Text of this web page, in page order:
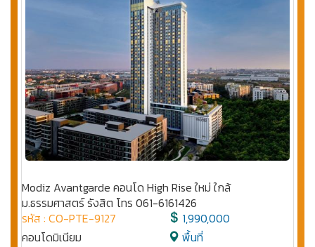
Modiz Avantgarde คอนโด High Rise ใหม่ ใกล้
ม.ธรรมศาสตร์ รังสิต โทร 061-6161426
รหัส : CO-PTE-9127
คอนโดมิเนียม
1,990,000
พื้นที่